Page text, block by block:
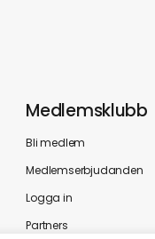
Medlemsklubb
Bli medlem
Medlemserbjudanden
Logga in
Partners